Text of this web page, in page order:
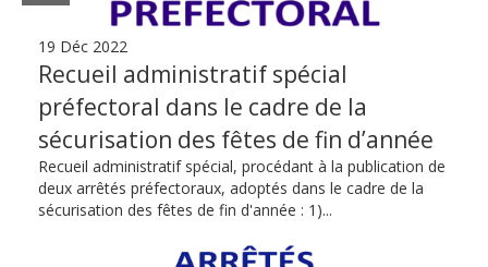
19 Déc 2022
Recueil administratif spécial
préfectoral dans le cadre de la
sécurisation des fêtes de fin d’année
Recueil administratif spécial, procédant à la publication de
deux arrêtés préfectoraux, adoptés dans le cadre de la
sécurisation des fêtes de fin d'année : 1)...